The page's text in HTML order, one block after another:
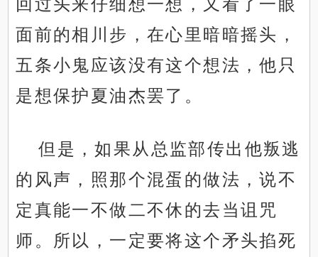
回过头来仔细想一想，又看了一眼
面前的相川步，在心里暗暗摇头，
五条小鬼应该没有这个想法，他只
是想保护夏油杰罢了。
但是，如果从总监部传出他叛逃
的风声，照那个混蛋的做法，说不
定真能一不做二不休的去当诅咒
师。所以，一定要将这个矛头掐死